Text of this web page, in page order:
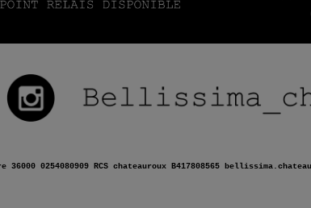
0254080909 RCS chateauroux B417808565